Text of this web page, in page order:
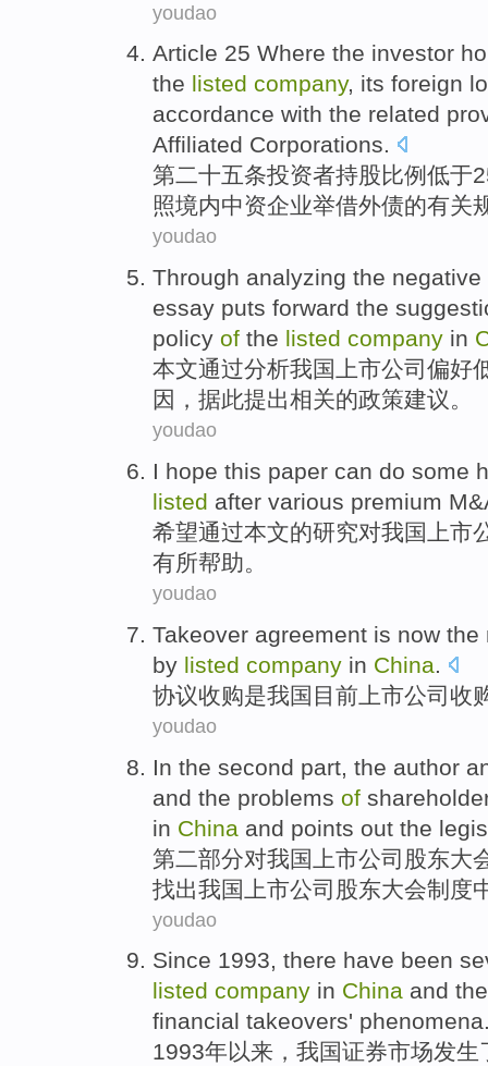
youdao
Article 25 Where the investor
the listed company, its foreign
accordance with the related
Affiliated Corporations.
第二十五条投资者持股比例 低于
照境内中资企业举借外债的有关
youdao
Through analyzing the negative
essay puts forward the
policy of the listed company in
本文通过分析我国 上市公司 偏好
因 ，据此提出相关的政策建议。
youdao
I hope this paper can do some
listed after various premium
希望通过本文的研究对我国 上市
有所帮助。
youdao
Takeover agreement is now the
by listed company in China.
协议收购是我国 目前 上市公司 收
youdao
In the second part , the author
and the problems of
in China and points out the
第二部分对我国 上市公司 股东大
找出我国上市公司股东大会制度
youdao
Since 1993, there have been
listed company in China and
financial takeovers' phenomena
1993年以来 ， 我国证券市场发生